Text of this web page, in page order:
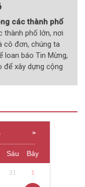
các thành phố
thành phố lớn, nơi
cô đơn, chúng ta
loan báo Tin Mừng,
để xây dựng cộng
Sáu Bảy
31 1